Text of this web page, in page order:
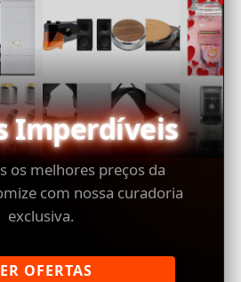
Imperdíveis
os melhores preços da
com nossa curadoria
exclusiva.
OFERTAS